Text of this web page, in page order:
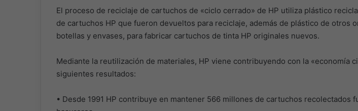
El proceso de reciclaje de cartuchos de «ciclo cerrado» de HP utiliza plástico
de cartuchos HP que fueron devueltos para reciclaje, además de plástico de otros
botellas y envases, para fabricar cartuchos de tinta HP originales nuevos.
Mediante la reutilización de materiales, HP viene contribuyendo con la «economía
siguientes resultados:
• Desde 1991 HP contribuye en mantener 566 millones de cartuchos recolectados